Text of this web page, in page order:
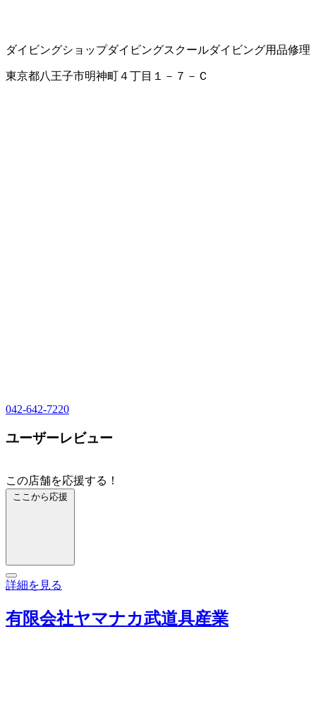
ダイビングショップダイビングスクールダイビング用品修理
東京都八王子市明神町４丁目１－７－Ｃ
042-642-7220
ユーザーレビュー
この店舗を応援する！
ここから応援
詳細を見る
有限会社ヤマナカ武道具産業